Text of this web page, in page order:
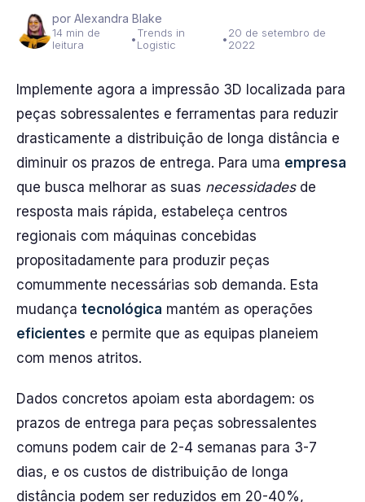
por Alexandra Blake
14 min de
leitura
•Trends in
Logistic
•20 de setembro de
2022
Implemente agora a impressão 3D localizada para
peças sobressalentes e ferramentas para reduzir
drasticamente a distribuição de longa distância e
diminuir os prazos de entrega. Para uma empresa
que busca melhorar as suas necessidadesde
resposta mais rápida, estabeleça centros
regionais com máquinas concebidas
propositadamente para produzir peças
comummente necessárias sob demanda. Esta
mudança tecnológica mantém as operações
eficientes e permite que as equipas planeiem
com menos atritos.
Dados concretos apoiam esta abordagem: os
prazos de entrega para peças sobressalentes
comuns podem cair de 2-4 semanas para 3-7
dias, e os custos de distribuição de longa
distância podem ser reduzidos em 20-40%,